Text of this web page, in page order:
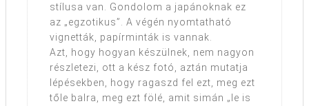
stílusa van. Gondolom a japánoknak ez
az „egzotikus”. A végén nyomtatható
vignetták, papírminták is vannak.
Azt, hogy hogyan készülnek, nem nagyon
részletezi, ott a kész fotó, aztán mutatja
lépésekben, hogy ragaszd fel ezt, meg ezt
tőle balra, meg ezt fölé, amit simán „le is